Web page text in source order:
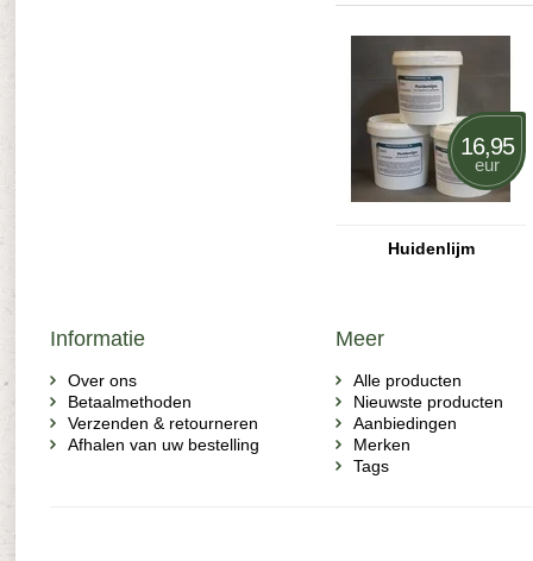
16,95
eur
Huidenlijm
Informatie
Over ons
Betaalmethoden
Verzenden & retourneren
Afhalen van uw bestelling
Meer
Alle producten
Nieuwste producten
Aanbiedingen
Merken
Tags